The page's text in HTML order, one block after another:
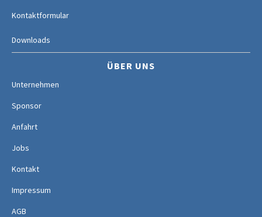
Kontaktformular
Downloads
ÜBER UNS
Unternehmen
Sponsor
Anfahrt
Jobs
Kontakt
Impressum
AGB